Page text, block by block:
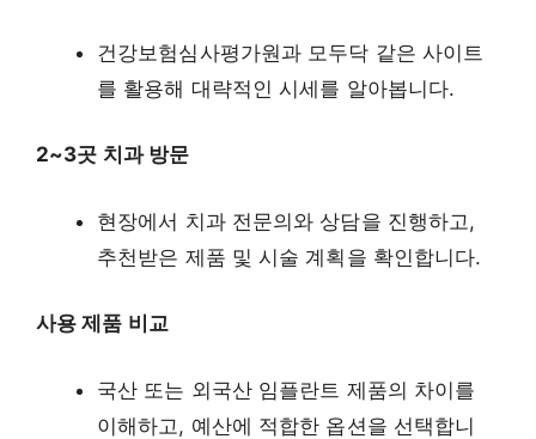
건강보험심사평가원과 모두닥 같은 사이트
를 활용해 대략적인 시세를 알아봅니다.
2~3곳 치과 방문
현장에서 치과 전문의와 상담을 진행하고,
추천받은 제품 및 시술 계획을 확인합니다.
사용 제품 비교
국산 또는 외국산 임플란트 제품의 차이를
이해하고, 예산에 적합한 옵션을 선택합니